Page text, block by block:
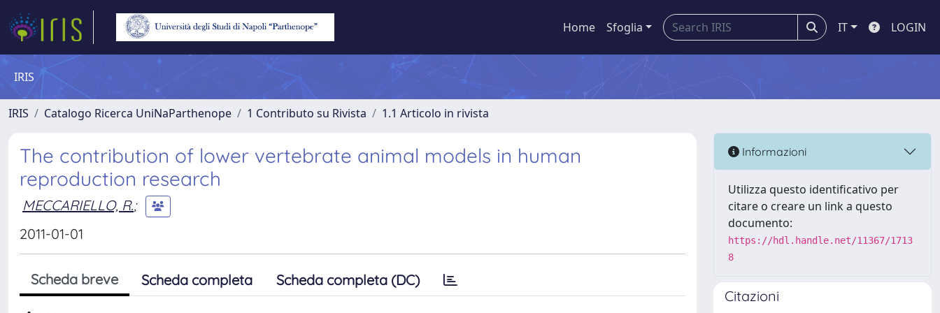
Home Sfoglia IT LOGIN
IRIS
IRIS Catalogo Ricerca UniNaParthenope 1 Contributo su Rivista 1.1 Articolo in rivista
The contribution of lower vertebrate animal models in human
reproduction research
MECCARIELLO, R.;
2011-01-01
Scheda breve Scheda completa Scheda completa (DC)
Informazioni
Utilizza questo identificativo per
citare o creare un link a questo
documento:
https://hdl.handle.net/11367/1713
8
Citazioni